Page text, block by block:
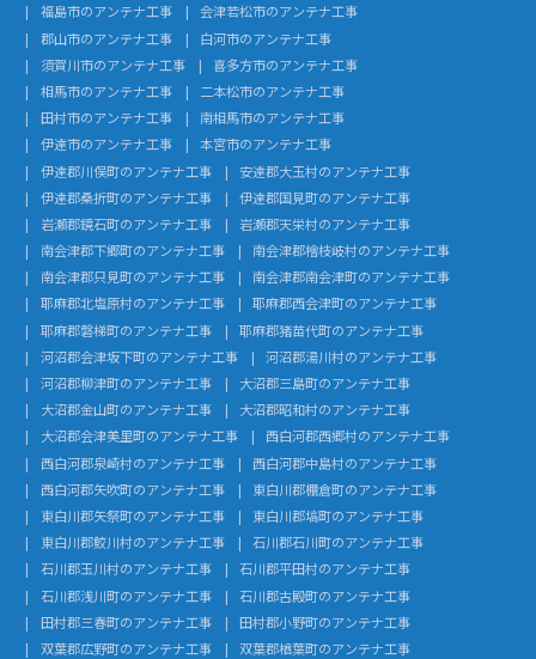
福島市のアンテナ工事
会津若松市のアンテナ工事
郡山市のアンテナ工事
白河市のアンテナ工事
須賀川市のアンテナ工事
喜多方市のアンテナ工事
相馬市のアンテナ工事
二本松市のアンテナ工事
田村市のアンテナ工事
南相馬市のアンテナ工事
伊達市のアンテナ工事
本宮市のアンテナ工事
伊達郡川俣町のアンテナ工事
安達郡大玉村のアンテナ工事
伊達郡桑折町のアンテナ工事
伊達郡国見町のアンテナ工事
岩瀬郡鏡石町のアンテナ工事
岩瀬郡天栄村のアンテナ工事
南会津郡下郷町のアンテナ工事
南会津郡檜枝岐村のアンテナ工事
南会津郡只見町のアンテナ工事
南会津郡南会津町のアンテナ工事
耶麻郡北塩原村のアンテナ工事
耶麻郡西会津町のアンテナ工事
耶麻郡磐梯町のアンテナ工事
耶麻郡猪苗代町のアンテナ工事
河沼郡会津坂下町のアンテナ工事
河沼郡湯川村のアンテナ工事
河沼郡柳津町のアンテナ工事
大沼郡三島町のアンテナ工事
大沼郡金山町のアンテナ工事
大沼郡昭和村のアンテナ工事
大沼郡会津美里町のアンテナ工事
西白河郡西郷村のアンテナ工事
西白河郡泉崎村のアンテナ工事
西白河郡中島村のアンテナ工事
西白河郡矢吹町のアンテナ工事
東白川郡棚倉町のアンテナ工事
東白川郡矢祭町のアンテナ工事
東白川郡塙町のアンテナ工事
東白川郡鮫川村のアンテナ工事
石川郡石川町のアンテナ工事
石川郡玉川村のアンテナ工事
石川郡平田村のアンテナ工事
石川郡浅川町のアンテナ工事
石川郡古殿町のアンテナ工事
田村郡三春町のアンテナ工事
田村郡小野町のアンテナ工事
双葉郡広野町のアンテナ工事
双葉郡楢葉町のアンテナ工事